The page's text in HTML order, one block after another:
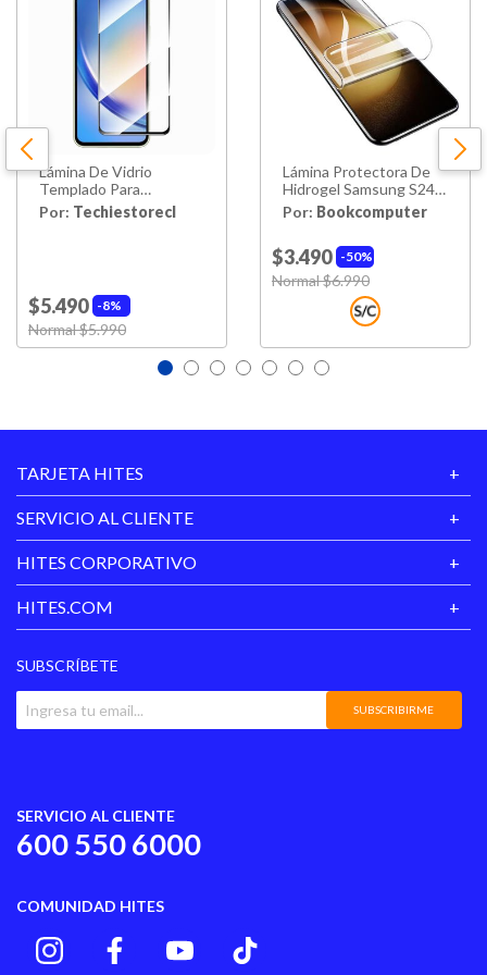
Lámina De Vidrio
Templado Para
Samsung Galaxy A15
Por: Techiestorecl
8%
$5.490
Price reduced from
Normal $5.990
Lámina Protectora De
Hidrogel Samsung S24
Ultra
Por: Bookcomputer
50%
$3.490
Price reduced from
Normal $6.990
TARJETA HITES
SERVICIO AL CLIENTE
HITES CORPORATIVO
HITES.COM
SUBSCRÍBETE
SUBSCRIBIRME
SERVICIO AL CLIENTE
600 550 6000
COMUNIDAD HITES